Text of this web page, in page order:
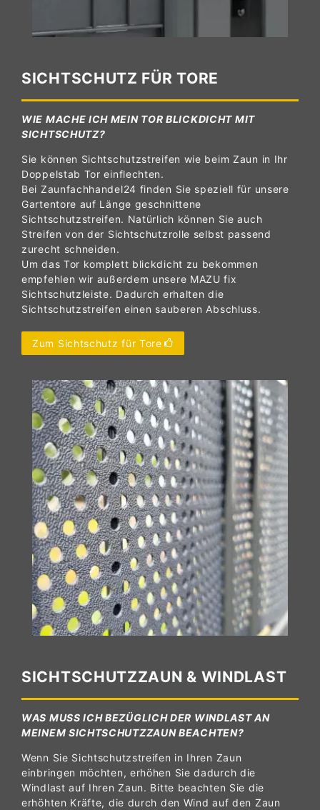
SICHTSCHUTZ FÜR TORE
WIE MACHE ICH MEIN TOR BLICKDICHT MIT
SICHTSCHUTZ?
Sie können Sichtschutzstreifen wie beim Zaun in Ihr
Doppelstab Tor einflechten.
Bei Zaunfachhandel24 finden Sie speziell für unsere
Gartentore auf Länge geschnittene
Sichtschutzstreifen. Natürlich können Sie auch
Streifen von der Sichtschutzrolle selbst passend
zurecht schneiden.
Um das Tor komplett blickdicht zu bekommen
empfehlen wir außerdem unsere MAZU fix
Sichtschutzleiste. Dadurch erhalten die
Sichtschutzstreifen einen sauberen Abschluss.
Zum Sichtschutz für Tore
SICHTSCHUTZZAUN & WINDLAST
WAS MUSS ICH BEZÜGLICH DER WINDLAST AN
MEINEM SICHTSCHUTZZAUN BEACHTEN?
Wenn Sie Sichtschutzstreifen in Ihren Zaun
einbringen möchten, erhöhen Sie dadurch die
Windlast auf Ihren Zaun. Bitte beachten Sie die
erhöhten Kräfte, die durch den Wind auf den Zaun